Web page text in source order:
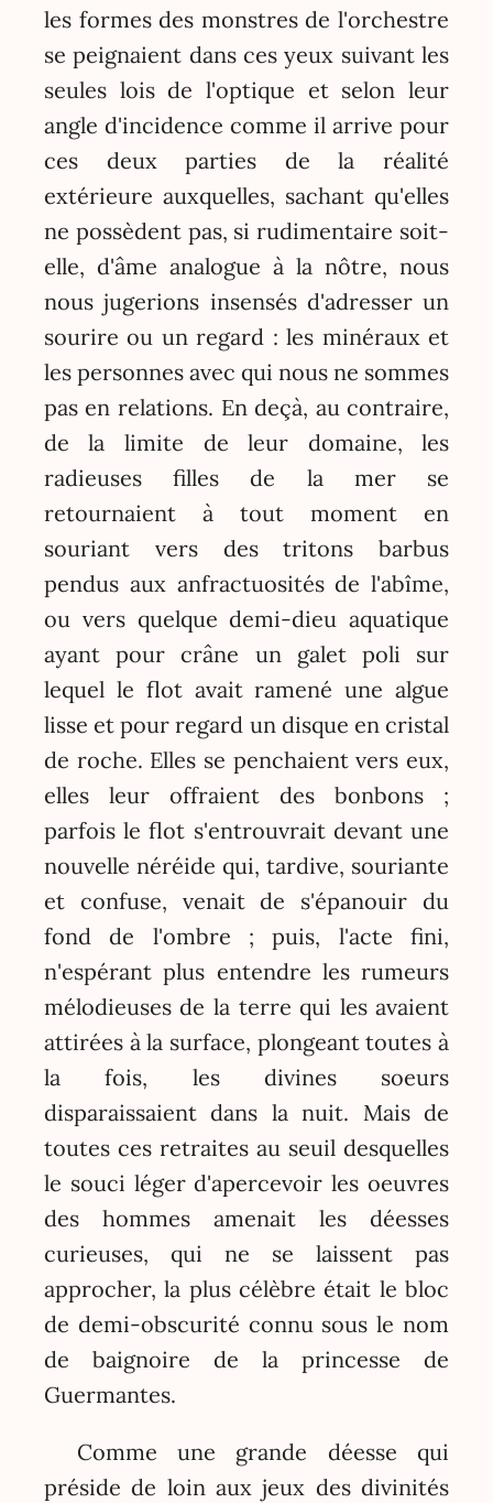
les formes des monstres de l'orchestre
se peignaient dans ces yeux suivant les
seules lois de l'optique et selon leur
angle d'incidence comme il arrive pour
ces deux parties de la réalité
extérieure auxquelles, sachant qu'elles
ne possèdent pas, si rudimentaire soit-
elle, d'âme analogue à la nôtre, nous
nous jugerions insensés d'adresser un
sourire ou un regard : les minéraux et
les personnes avec qui nous ne sommes
pas en relations. En deçà, au contraire,
de la limite de leur domaine, les
radieuses filles de la mer se
retournaient à tout moment en
souriant vers des tritons barbus
pendus aux anfractuosités de l'abîme,
ou vers quelque demi-dieu aquatique
ayant pour crâne un galet poli sur
lequel le flot avait ramené une algue
lisse et pour regard un disque en cristal
de roche. Elles se penchaient vers eux,
elles leur offraient des bonbons ;
parfois le flot s'entrouvrait devant une
nouvelle néréide qui, tardive, souriante
et confuse, venait de s'épanouir du
fond de l'ombre ; puis, l'acte fini,
n'espérant plus entendre les rumeurs
mélodieuses de la terre qui les avaient
attirées à la surface, plongeant toutes à
la fois, les divines soeurs
disparaissaient dans la nuit. Mais de
toutes ces retraites au seuil desquelles
le souci léger d'apercevoir les oeuvres
des hommes amenait les déesses
curieuses, qui ne se laissent pas
approcher, la plus célèbre était le bloc
de demi-obscurité connu sous le nom
de baignoire de la princesse de
Guermantes.
Comme une grande déesse qui
préside de loin aux jeux des divinités